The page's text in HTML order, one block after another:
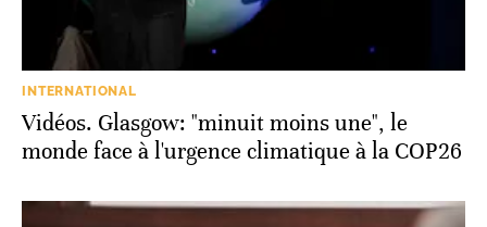
INTERNATIONAL
Vidéos. Glasgow: "minuit moins une", le
monde face à l'urgence climatique à la COP26